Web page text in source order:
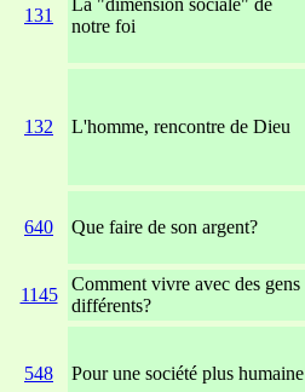
131
La "dimension sociale" de
notre foi
132 L'homme, rencontre de Dieu
640 Que faire de son argent?
1145
Comment vivre avec des gens
différents?
548 Pour une société plus humaine